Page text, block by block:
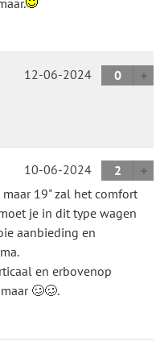
12-06-2024
0
10-06-2024
2
19" zal het comfort
je in dit type wagen
aanbieding en
en erbovenop
🥴🥴.